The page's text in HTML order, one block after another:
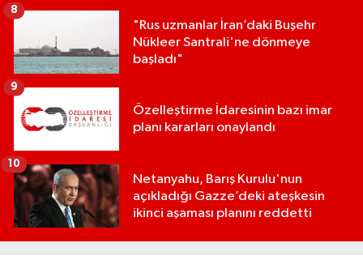
"Rus uzmanlar İran’daki Buşehr
Nükleer Santrali'ne dönmeye
başladı"
8
Özelleştirme İdaresinin bazı imar
planı kararları onaylandı
9
Netanyahu, Barış Kurulu'nun
açıkladığı Gazze’deki ateşkesin
ikinci aşaması planını reddetti
10